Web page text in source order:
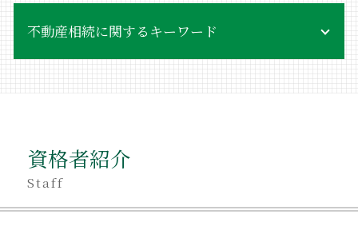
不当利得返還請求 要件
相続 どこに相談
相続 後から借金
相続 どこまで
相続 同意書
相続 遺贈 違い
不動産相続に関するキーワード
相続 不動産登記
遺産分割方法
不動産相続登記 登録免許税
資格者紹介
Staff